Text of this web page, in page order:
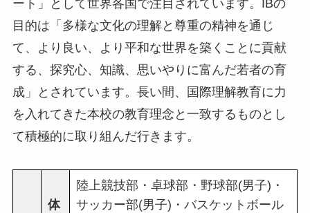
ート」として世界各国で注目されています。IBの
目的は「多様な文化の理解と尊重の精神を通じ
て、より良い、より平和な世界を築くことに貢献
する、探究心、知識、思いやりに富んだ若者の育
成」とされています。長い間、国際理解教育に力
を入れてきた本校の教育理念と一致するものとし
て積極的に取り組んだ行きます。
体
陸上競技部・卓球部・野球部(男子)・
サッカー部(男子)・バスケットボール